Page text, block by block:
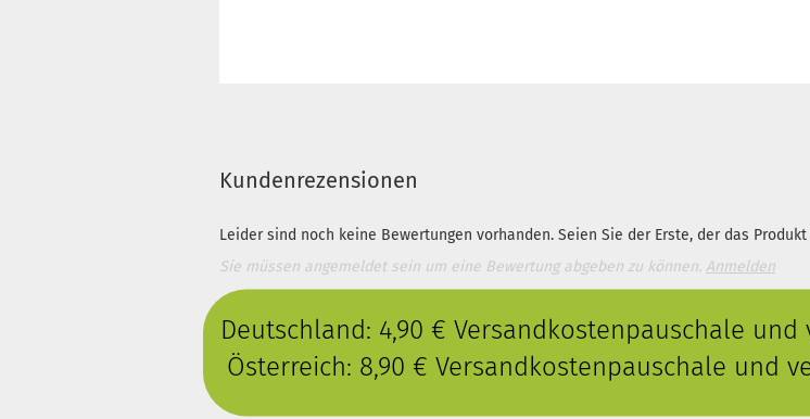
Kundenrezensionen
Leider sind noch keine Bewertungen vorhanden. Seien Sie der Erste, der das
Sie müssen angemeldet sein um eine Bewertung abgeben zu können. Anmelden
Deutschland: 4,90 € Versandkostenpauschale
Österreich: 8,90 € Versandkostenpauschale und